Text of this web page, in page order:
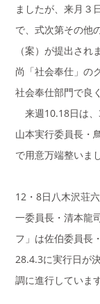
ましたが、来月３
で、式次第その他
（案）が提出され
尚「社会奉仕」の
社会奉仕部門で良
来週10.18日は、
山本実行委員長・
で用意万端整いま
12・8日八木沢荘
一委員長・清本龍
フ」は佐伯委員長
28.4.3に実行日が
調に進行しています